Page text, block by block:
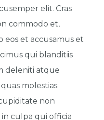
elit. Cras
commodo et,
eos et accusamus et
qui blanditiis
deleniti atque
molestias
non
culpa qui officia